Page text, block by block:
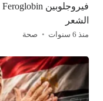
الشعر
منذ 6 سنوات صحة